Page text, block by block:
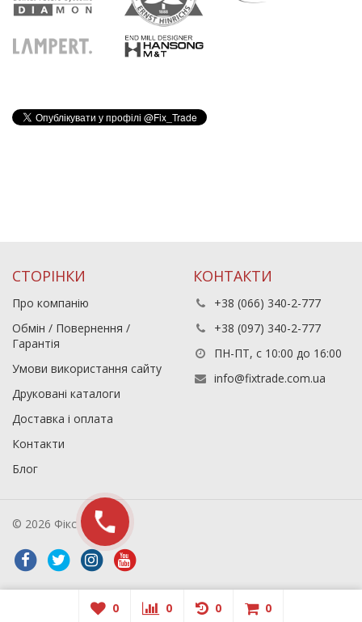
СТОРІНКИ
Про компанію
Обмін / Повернення /
Гарантія
Умови використання сайту
Друковані каталоги
Доставка і оплата
Контакти
Блог
КОНТАКТИ
+38 (066) 340-2-777
+38 (097) 340-2-777
ПН-ПТ, с 10:00 до 16:00
info@fixtrade.com.ua
© 2026 Фікс Трейд
0 0 0 0